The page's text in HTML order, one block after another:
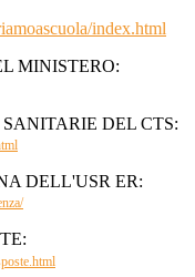
index.html
MINISTERO:
DEL CTS:
DELL'USR ER: